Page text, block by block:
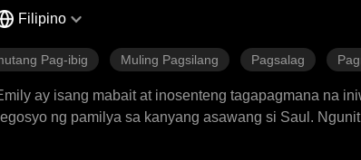
Filipino
Pag-ibig Muling Pagsilang Pagsalag
ay isang mabait at inosenteng tagapagmana na
ng pamilya sa kanyang asawang si Saul.